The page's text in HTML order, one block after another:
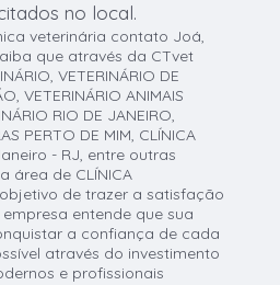
no local.
veterinária contato Joá,
que através da CTvet
VETERINÁRIO DE
VETERINÁRIO ANIMAIS
RIO DE JANEIRO,
PERTO DE MIM, CLÍNICA
- RJ, entre outras
área de CLÍNICA
objetivo de trazer a satisfação
entende que sua
a confiança de cada
através do investimento
e profissionais